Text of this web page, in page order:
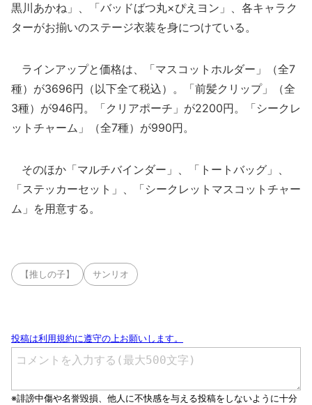
黒川あかね」、「バッドばつ丸×ぴえヨン」、各キャラク
ターがお揃いのステージ衣装を身につけている。
ラインアップと価格は、「マスコットホルダー」（全7
種）が3696円（以下全て税込）。「前髪クリップ」（全
3種）が946円。「クリアポーチ」が2200円。「シークレ
ットチャーム」（全7種）が990円。
そのほか「マルチバインダー」、「トートバッグ」、
「ステッカーセット」、「シークレットマスコットチャー
ム」を用意する。
【推しの子】 サンリオ